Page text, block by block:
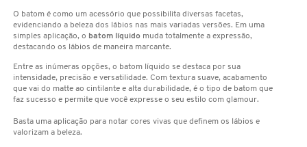
SOBRANCELHA
PALETAS
ACESSÓRIOS
KITS PRESENTEÁVEIS
FAMÍLIAS OLFATIVAS
VELAS & FRAGRÂNCIAS DE
NECESSIDADE
TRATAMENTOS
ROTINA
FINALIZADOR
MODELADOR
TRATAMENTO CAPILAR
SKINCARE
AUTHENTIC BEAUTY CONCEPT
AZZARO
BANDERAS
E
G
O batom é como um acessório que possibilita diversas facetas,
evidenciando a beleza dos lábios nas mais variadas versões. Em uma
simples aplicação, o batom líquido muda totalmente a expressão,
destacando os lábios de maneira marcante.
Entre as inúmeras opções, o batom líquido se destaca por sua
intensidade, precisão e versatilidade. Com textura suave, acabamento
que vai do matte ao cintilante e alta durabilidade, é o tipo de batom que
faz sucesso e permite que você expresse o seu estilo com glamour.
Basta uma aplicação para notar cores vivas que definem os lábios e
valorizam a beleza.